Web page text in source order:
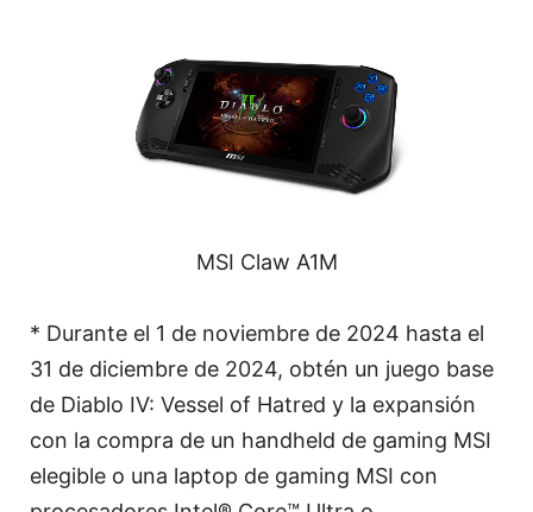
MSI Claw A1M
* Durante el 1 de noviembre de 2024 hasta el
31 de diciembre de 2024, obtén un juego base
de Diablo IV: Vessel of Hatred y la expansión
con la compra de un handheld de gaming MSI
elegible o una laptop de gaming MSI con